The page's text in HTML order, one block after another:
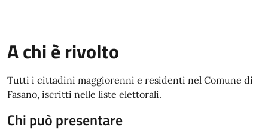
A chi è rivolto
Tutti i cittadini maggiorenni e residenti nel Comune di
Fasano, iscritti nelle liste elettorali.
Chi può presentare